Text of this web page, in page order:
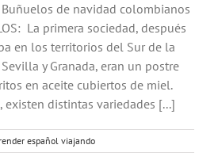
Buñuelos de navidad colombianos
La primera sociedad, después
en los territorios del Sur de la
y Granada, eran un postre
en aceite cubiertos de miel.
existen distintas variedades [...]
español viajando